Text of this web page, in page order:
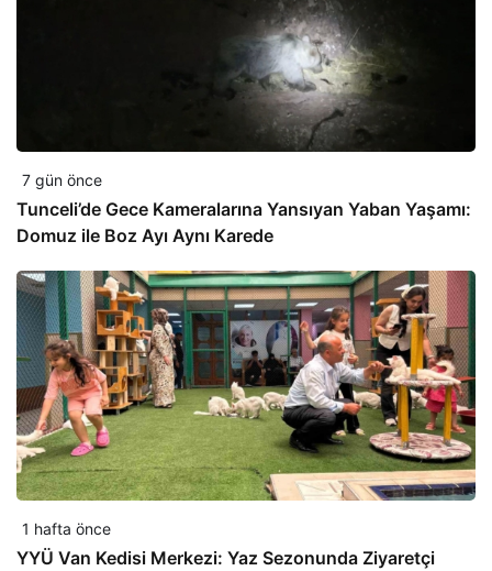
7 gün önce
Tunceli’de Gece Kameralarına Yansıyan Yaban Yaşamı:
Domuz ile Boz Ayı Aynı Karede
1 hafta önce
YYÜ Van Kedisi Merkezi: Yaz Sezonunda Ziyaretçi